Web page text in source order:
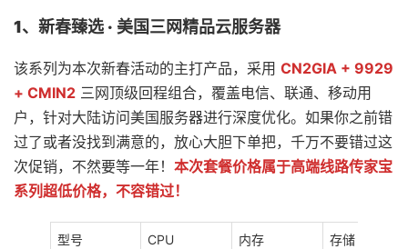
1、新春臻选 · 美国三网精品云服务器
该系列为本次新春活动的主打产品，采用 CN2GIA + 9929
+ CMIN2 三网顶级回程组合，覆盖电信、联通、移动用
户，针对大陆访问美国服务器进行深度优化。如果你之前错
过了或者没找到满意的，放心大胆下单把，千万不要错过这
次促销，不然要等一年！ 本次套餐价格属于高端线路传家宝
系列超低价格，不容错过！
型号 CPU 内存 存储